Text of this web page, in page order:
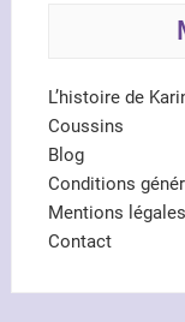
L’histoire de
Coussins
Blog
Conditions
Mentions légales
Contact